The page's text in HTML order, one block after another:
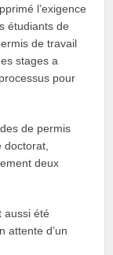
l’exigence
étudiants de
de travail
stages a
pour
de permis
doctorat,
deux
aussi été
attente d’un